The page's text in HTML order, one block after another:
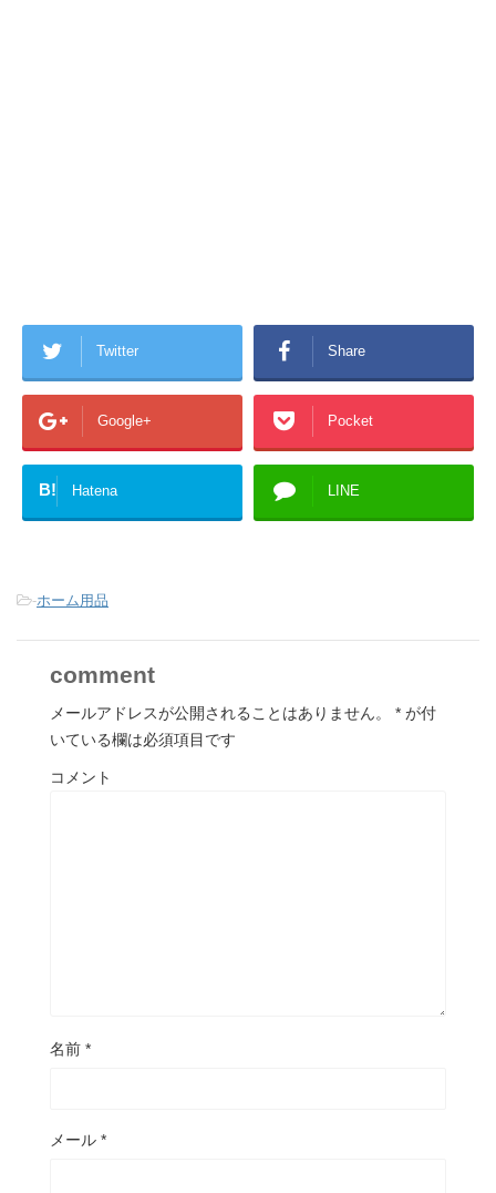
Twitter Share
Google+ Pocket
B! Hatena LINE
-ホーム用品
comment
メールアドレスが公開されることはありません。 * が付
いている欄は必須項目です
コメント
名前 *
メール *